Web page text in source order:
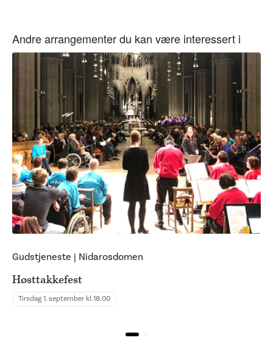
Andre arrangementer du kan være interessert i
Gudstjeneste | Nidarosdomen
Høsttakkefest
Tirsdag 1. september kl.18.00